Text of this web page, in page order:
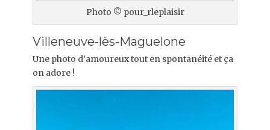
Photo © pour_rleplaisir
Villeneuve-lès-Maguelone
Une photo d’amoureux tout en spontanéité et ça
on adore !